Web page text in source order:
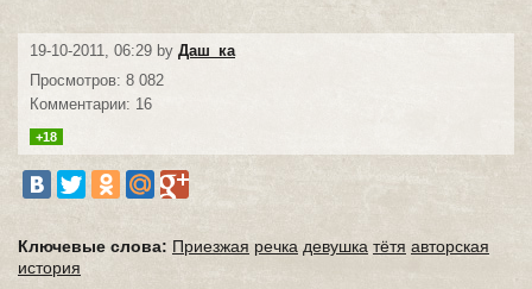
19-10-2011, 06:29 by Даш_ка
Просмотров: 8 082
Комментарии: 16
+18
Ключевые слова: Приезжая речка девушка тётя авторская
история